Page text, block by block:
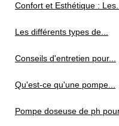
Confort et Esthétique :
Les différents types de...
Conseils d'entretien pour...
Qu'est-ce qu'une pompe...
Pompe doseuse de ph